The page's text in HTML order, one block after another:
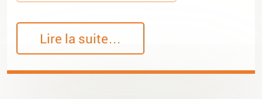
Lire la suite…